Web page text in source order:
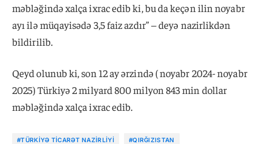
məbləğində xalça ixrac edib ki, bu da keçən ilin noyabr
ayı ilə müqayisədə 3,5 faiz azdır” – deyə nazirlikdən
bildirilib.
Qeyd olunub ki, son 12 ay ərzində ( noyabr 2024- noyabr
2025) Türkiyə 2 milyard 800 milyon 843 min dollar
məbləğində xalça ixrac edib.
#TÜRKIYƏ TICARƏT NAZIRLIYI #QIRĞIZISTAN